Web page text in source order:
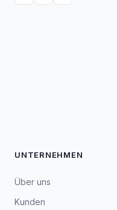
UNTERNEHMEN
Über uns
Kunden